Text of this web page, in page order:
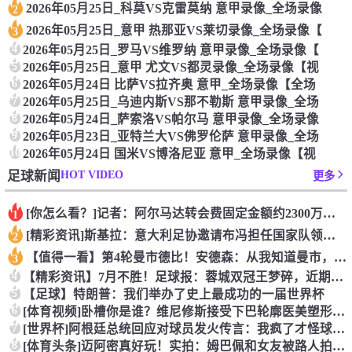
2 2026年05月25日_科莫VS克雷莫纳 意甲录像_全场录像
3 2026年05月25日_意甲 热那亚VS莱切录像_全场录像【
4 2026年05月25日_罗马VS维罗纳 意甲录像_全场录像【
5 2026年05月25日_意甲 尤文VS都灵录像_全场录像【视
6 2026年05月24日 比萨VS拉齐奥 意甲_全场录像【全场
7 2026年05月25日_乌迪内斯VS那不勒斯 意甲录像_全场
8 2026年05月24日_萨索洛VS帕尔马 意甲录像_全场录像
9 2026年05月23日_亚特兰大VS佛罗伦萨 意甲录像_全场
102026年05月24日 国米VS博洛尼亚 意甲_全场录像【视
足球新闻HOT VIDEO 更多
1 [你怎么看？]记者：阿尔马达转会费固定金额约2300万欧，外
2 [精彩资讯]斯基拉：意大利足协邀请布冯担任国家队领队，但遭到
3 【值得一看】第4轮曼市德比！安德森：从我知道曼市，曼城就是这
4 【精彩资讯】7月不胜！足球报：蓉城双冠王梦碎，近期成绩下滑要
5 【足球】特朗普：我们举办了史上最成功的一届世界杯
6 [体育视频]卧槽你是谁？维尼修斯接受下巴轮廓医美塑形，突然变
7 [世界杯]阿根廷总统回应对球员发火传言：我疯了才怪球员？全是
8 [体育头条]迈阿密真好玩！实拍：姆巴佩和女友被路人拍到在夜店